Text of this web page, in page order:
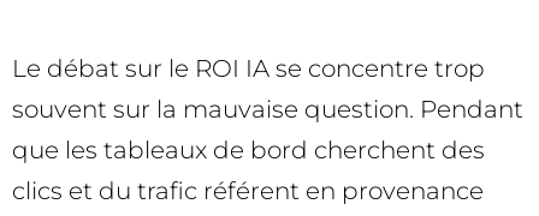
Le débat sur le ROI IA se concentre trop
souvent sur la mauvaise question. Pendant
que les tableaux de bord cherchent des
clics et du trafic référent en provenance